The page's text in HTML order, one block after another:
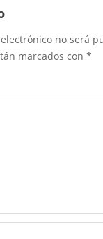
no será
marcados con *